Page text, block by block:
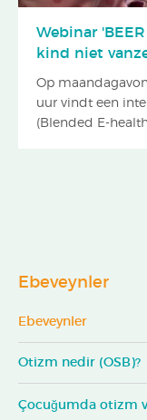
Webinar
kind niet
Op
uur vindt een
(Blended E-
Ebeveynler
Ebeveynler
Otizm nedir (OSB)?
Çocuğumda otizm